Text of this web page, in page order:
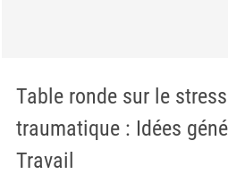
Table ronde sur le
traumatique : Idées
Travail